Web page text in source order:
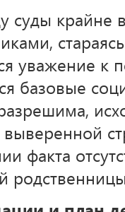
суды
уважение к
базовые
выверенной
факта